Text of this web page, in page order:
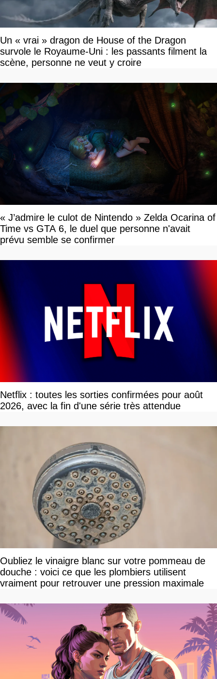
Un « vrai » dragon de House of the Dragon
survole le Royaume-Uni : les passants filment la
scène, personne ne veut y croire
« J’admire le culot de Nintendo » Zelda Ocarina of
Time vs GTA 6, le duel que personne n'avait
prévu semble se confirmer
Netflix : toutes les sorties confirmées pour août
2026, avec la fin d'une série très attendue
Oubliez le vinaigre blanc sur votre pommeau de
douche : voici ce que les plombiers utilisent
vraiment pour retrouver une pression maximale